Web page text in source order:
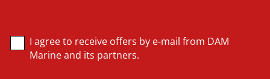
I agree to receive offers by e-mail from DAM
Marine and its partners.